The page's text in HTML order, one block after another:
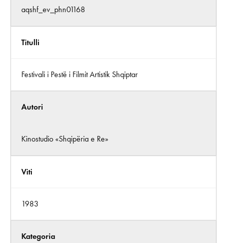
aqshf_ev_phn01168
Titulli
Festivali i Pestë i Filmit Artistik Shqiptar
Autori
Kinostudio «Shqipëria e Re»
Viti
1983
Kategoria